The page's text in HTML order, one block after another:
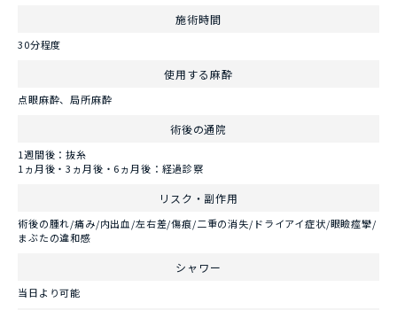
施術時間
30分程度
使用する麻酔
点眼麻酔、局所麻酔
術後の通院
1週間後：抜糸
1ヵ月後・3ヵ月後・6ヵ月後：経過診察
リスク・副作用
術後の腫れ/痛み/内出血/左右差/傷痕/二重の消失/ドライアイ症状/眼瞼痙攣/
まぶたの違和感
シャワー
当日より可能